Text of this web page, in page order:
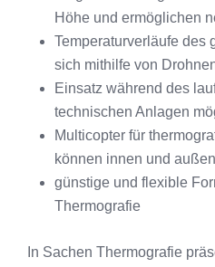
Höhe und ermöglichen
Temperaturverläufe des
sich mithilfe von
Einsatz während des
technischen Anlagen
Multicopter für
können innen und
günstige und flexible
Thermografie
In Sachen Thermografie